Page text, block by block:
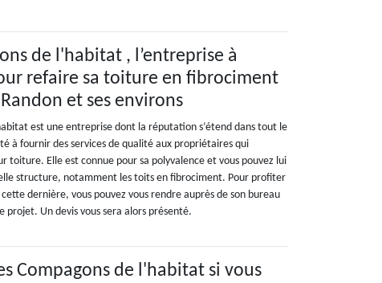
de l'habitat , l’entreprise à
refaire sa toiture en fibrociment
et ses environs
est une entreprise dont la réputation s’étend dans tout le
à fournir des services de qualité aux propriétaires qui
toiture. Elle est connue pour sa polyvalence et vous pouvez lui
structure, notamment les toits en fibrociment. Pour profiter
dernière, vous pouvez vous rendre auprès de son bureau
projet. Un devis vous sera alors présenté.
Compagons de l'habitat si vous